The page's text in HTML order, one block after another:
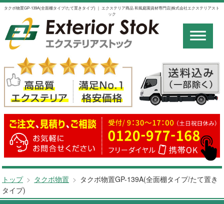
タクボ物置GP-139A(全面棚タイプ/たて置きタイプ) ｜ エクステリア商品 和風庭園資材専門店|株式会社エクステリアスト
ック
トップ > タクボ物置 > タクボ物置GP-139A(全面棚タイプ/たて置き
タイプ)